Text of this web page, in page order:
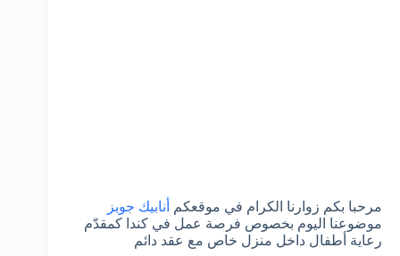
مرحبا بكم زوارنا الكرام في موقعكم
أنابيك جوبز
موضوعنا اليوم بخصوص فرصة عمل في كندا كمقدّم
رعاية أطفال داخل منزل خاص مع عقد دائم